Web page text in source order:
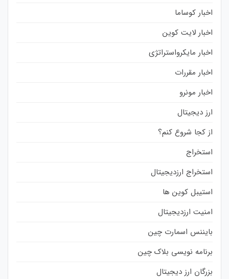
اخبار کوساما
اخبار لایت کوین
اخبار مایکرواستراتژی
اخبار مقررات
اخبار مونرو
ارز دیجیتال
از کجا شروع کنم؟
استخراج
استخراج ارزدیجیتال
استیبل کوین ها
امنیت ارزدیجیتال
بایننس اسمارت چین
برنامه نویسی بلاک چین
بزرگان ارز دیجیتال